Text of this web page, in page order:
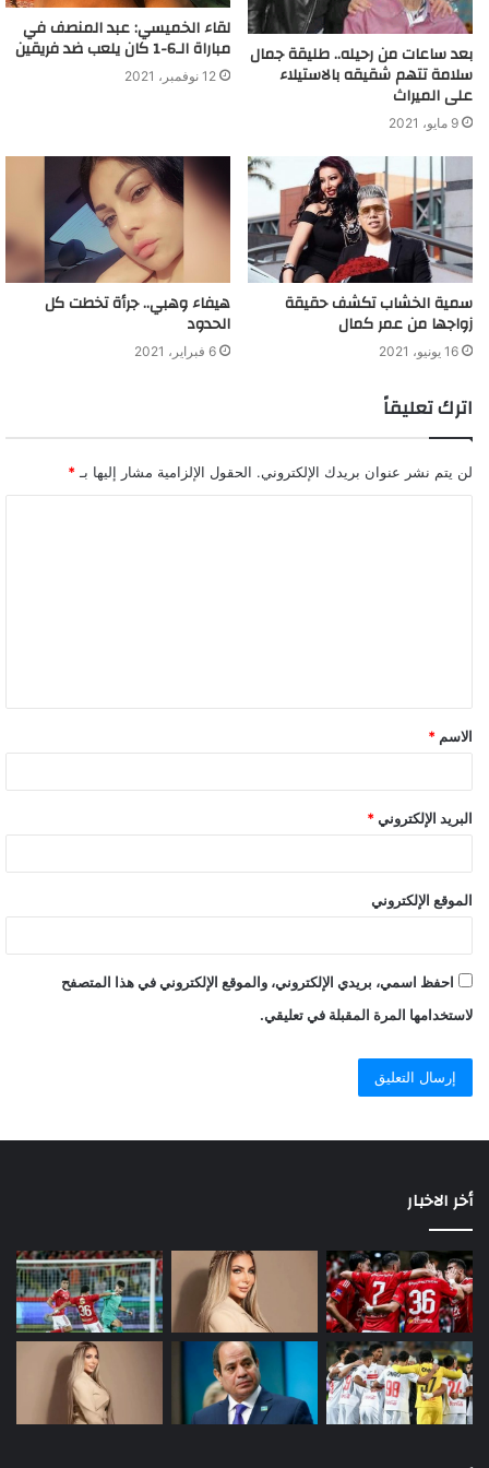
بعد ساعات من رحيله.. طليقة جمال
سلامة تتهم شقيقه بالاستيلاء
على الميراث
9 مايو، 2021
لقاء الخميسي: عبد المنصف في
مباراة الـ6-1 كان يلعب ضد فريقين
12 نوفمبر، 2021
سمية الخشاب تكشف حقيقة
زواجها من عمر كمال
16 يونيو، 2021
هيفاء وهبي.. جرأة تخطت كل
الحدود
6 فبراير، 2021
اترك تعليقاً
لن يتم نشر عنوان بريدك الإلكتروني. الحقول الإلزامية مشار إليها بـ *
الاسم *
البريد الإلكتروني *
الموقع الإلكتروني
احفظ اسمي، بريدي الإلكتروني، والموقع الإلكتروني في هذا المتصفح
لاستخدامها المرة المقبلة في تعليقي.
أخر الاخبار